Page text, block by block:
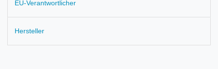
EU-Verantwortlicher
Hersteller